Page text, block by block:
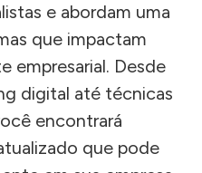
e abordam uma
que impactam
empresarial. Desde
digital até técnicas
encontrará
que pode